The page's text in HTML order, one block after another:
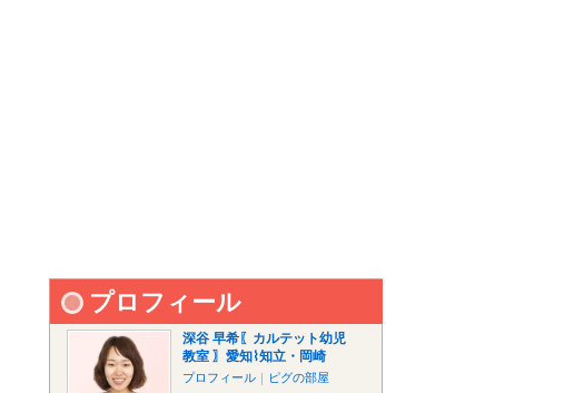
プロフィール
深谷 早希〖カルテット幼児
教室 〗愛知⌇知立・岡崎
プロフィール ｜ ピグの部屋